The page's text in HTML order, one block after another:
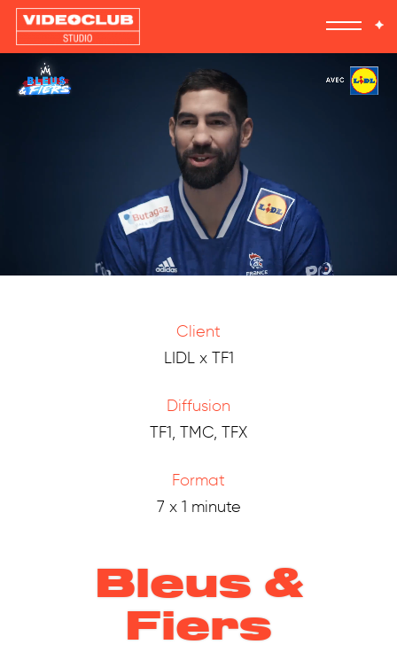
Client
LIDL x TF1
Diffusion
TF1, TMC, TFX
Format
7 x 1 minute
Bleus &
Fiers